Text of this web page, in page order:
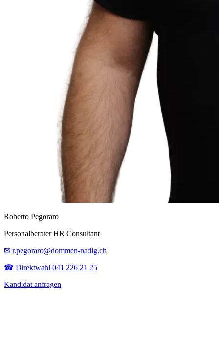
Roberto Pegoraro
Personalberater HR Consultant
✉ r.pegoraro@dommen-nadig.ch
☎ Direktwahl 041 226 21 25
Kandidat anfragen